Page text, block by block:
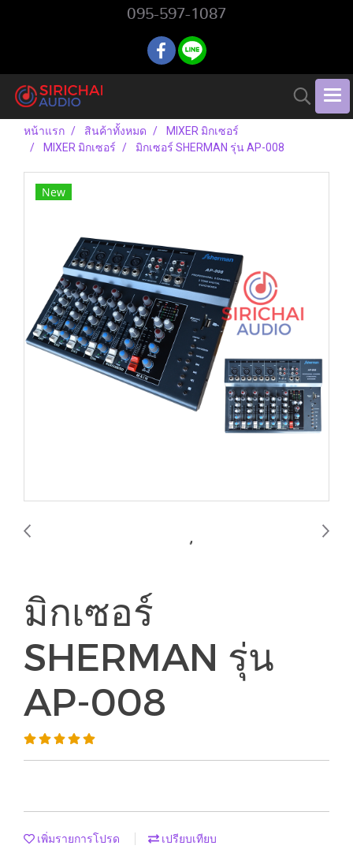
095-597-1087
หน้าแรก สินค้าทั้งหมด
MIXER มิกเซอร์
MIXER มิกเซอร์
มิกเซอร์ SHERMAN รุ่น AP-008
New
มิกเซอร์
SHERMAN รุ่น
AP-008
เพิ่มรายการโปรด เปรียบเทียบ